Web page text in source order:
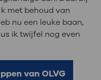
met behoud van
nu een leuke baan,
ik twijfel nog even
van OLVG